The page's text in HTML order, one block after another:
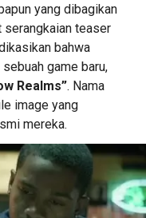
yang dibagikan
serangkaian teaser
bahwa
game baru,
Realms”. Nama
image yang
mereka.